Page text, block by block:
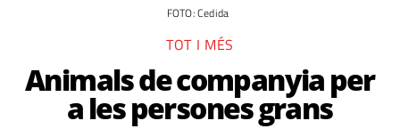
FOTO: Cedida
TOT I MÉS
Animals de companyia per
a les persones grans